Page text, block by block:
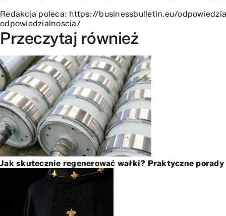
Redakcja poleca: https://businessbulletin.eu/
odpowiedzialnoscia/
Przeczytaj również
Jak skutecznie regenerować wałki? Praktyczne